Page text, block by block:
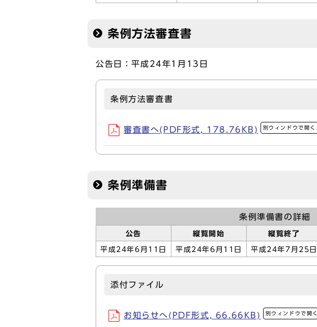
条例方法審査書
公告日：平成24年1月13日
条例方法審査書
審査書へ(PDF形式, 178.76KB) 別ウィンドウで開く
条例準備書
条例準備書の詳細
公告 縦覧開始 縦覧終了
平成24年6月11日 平成24年6月11日 平成24年7月25日
添付ファイル
お知らせへ(PDF形式, 66.66KB) 別ウィンドウで開く